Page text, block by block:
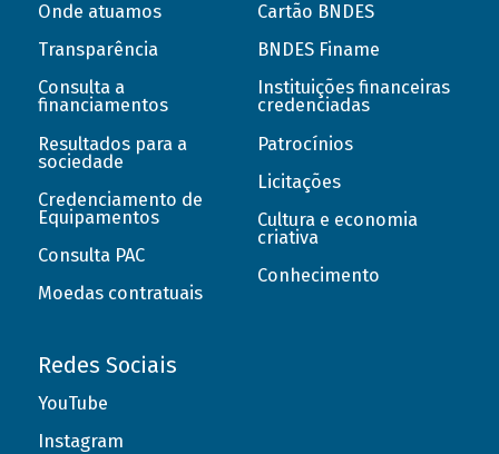
Onde atuamos
Transparência
Consulta a
financiamentos
Resultados para a
sociedade
Credenciamento de
Equipamentos
Consulta PAC
Moedas contratuais
Cartão BNDES
BNDES Finame
Instituições financeiras
credenciadas
Patrocínios
Licitações
Cultura e economia
criativa
Conhecimento
Redes Sociais
YouTube
Instagram